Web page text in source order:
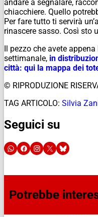
andare a segnalare,
chiacchiere. Quello
Per fare tutto ti servirà
rinascere sasso. Così sto
Il pezzo che avete
settimanale, in
città: qui la mappa dei
© RIPRODUZIONE
TAG ARTICOLO: Silvia
Seguici su
Potrebbe